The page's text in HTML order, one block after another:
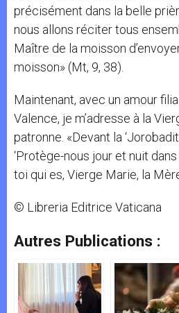
précisément dans la belle
nous allons réciter tous
Maître de la moisson
moisson» (Mt, 9, 38).
Maintenant, avec un amour
Valence, je m’adresse à la
patronne. «Devant la
‘Protège-nous jour et nuit
toi qui es, Vierge Marie, la
© Libreria Editrice Vaticana
Autres Publications :